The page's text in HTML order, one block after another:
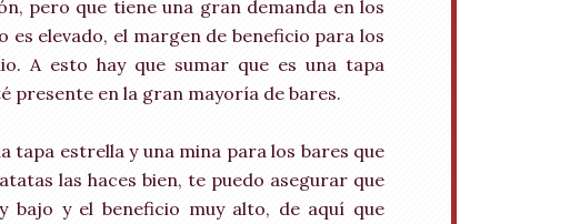
pero que tiene una gran demanda en los
es elevado, el margen de beneficio para los
A esto hay que sumar que es una tapa
presente en la gran mayoría de bares.
tapa estrella y una mina para los bares que
las haces bien, te puedo asegurar que
bajo y el beneficio muy alto, de aquí que